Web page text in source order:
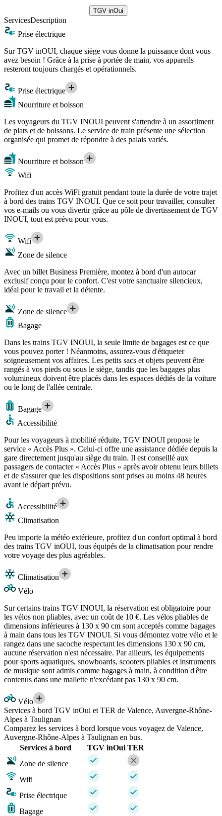
TGV inOui
ServicesDescription
Prise électrique
Sur TGV inOUI, chaque siège vous donne la puissance dont vous
avez besoin ! Grâce à la prise à portée de main, vos appareils
resteront toujours chargés et opérationnels.
Prise électrique
Nourriture et boisson
Les voyageurs du TGV INOUI peuvent s'attendre à un assortiment
de plats et de boissons. Le service de train présente une sélection
organisée qui promet de répondre à des palais variés.
Nourriture et boisson
Wifi
Profitez d'un accès WiFi gratuit pendant toute la durée de votre trajet
à bord des trains TGV INOUI. Que ce soit pour travailler, consulter
vos e-mails ou vous divertir grâce au pôle de divertissement de TGV
INOUI, tout est prévu pour vous.
Wifi
Zone de silence
Avec un billet Business Première, montez à bord d'un autocar
exclusif conçu pour le confort. C'est votre sanctuaire silencieux,
idéal pour le travail et la détente.
Zone de silence
Bagage
Dans les trains TGV INOUI, la seule limite de bagages est ce que
vous pouvez porter ! Néanmoins, assurez-vous d'étiqueter
soigneusement vos affaires. Les petits sacs et objets peuvent être
rangés à vos pieds ou sous le siège, tandis que les bagages plus
volumineux doivent être placés dans les espaces dédiés de la voiture
ou le long de l'allée centrale.
Bagage
Accessibilité
Pour les voyageurs à mobilité réduite, TGV INOUI propose le
service « Accès Plus ». Celui-ci offre une assistance dédiée depuis la
gare directement jusqu'au siège du train. Il est conseillé aux
passagers de contacter « Accès Plus » après avoir obtenu leurs billets
et de s'assurer que les dispositions sont prises au moins 48 heures
avant le départ prévu.
Accessibilité
Climatisation
Peu importe la météo extérieure, profitez d'un confort optimal à bord
des trains TGV inOUI, tous équipés de la climatisation pour rendre
votre voyage des plus agréables.
Climatisation
Vélo
Sur certains trains TGV INOUI, la réservation est obligatoire pour
les vélos non pliables, avec un coût de 10 €. Les vélos pliables de
dimensions inférieures à 130 x 90 cm sont acceptés comme bagages
à main dans tous les TGV INOUI. Si vous démontez votre vélo et le
rangez dans une sacoche respectant les dimensions 130 x 90 cm,
aucune réservation n'est nécessaire. Par ailleurs, les équipements
pour sports aquatiques, snowboards, scooters pliables et instruments
de musique sont admis comme bagages à main, à condition d'être
contenus dans une mallette n'excédant pas 130 x 90 cm.
Vélo
Services à bord TGV inOui et TER de Valence, Auvergne-Rhône-
Alpes à Taulignan
Comparez les services à bord lorsque vous voyagez de Valence,
Auvergne-Rhône-Alpes à Taulignan en bus.
Services à bord
TGV inOui TER
Zone de silence
Wifi
Prise électrique
Bagage